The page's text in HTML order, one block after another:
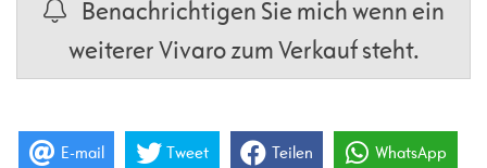
Benachrichtigen Sie mich wenn ein
weiterer Vivaro zum Verkauf steht.
E-mail Tweet Teilen WhatsApp